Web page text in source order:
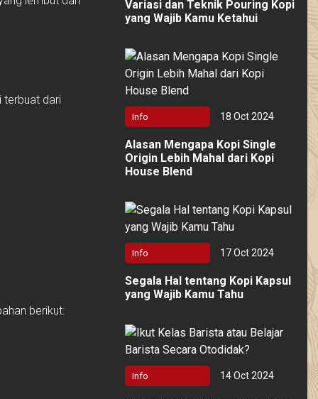
terbuat dari
berikut:
Variasi dan Teknik Pouring Kopi
yang Wajib Kamu Ketahui
Info 18 Oct 2024
Alasan Mengapa Kopi Single
Origin Lebih Mahal dari Kopi
House Blend
Info 17 Oct 2024
Segala Hal tentang Kopi Kapsul
yang Wajib Kamu Tahu
Info 14 Oct 2024